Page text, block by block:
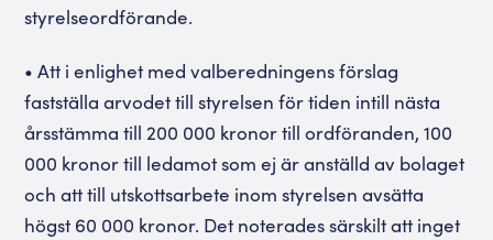
styrelseordförande.
• Att i enlighet med valberedningens förslag
fastställa arvodet till styrelsen för tiden intill nästa
årsstämma till 200 000 kronor till ordföranden, 100
000 kronor till ledamot som ej är anställd av bolaget
och att till utskottsarbete inom styrelsen avsätta
högst 60 000 kronor. Det noterades särskilt att inget